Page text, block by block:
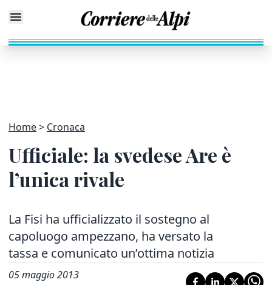
Home Cronaca
Ufficiale: la svedese Are è
l’unica rivale
La Fisi ha ufficializzato il sostegno al
capoluogo ampezzano, ha versato la
tassa e comunicato un’ottima notizia
05 maggio 2013